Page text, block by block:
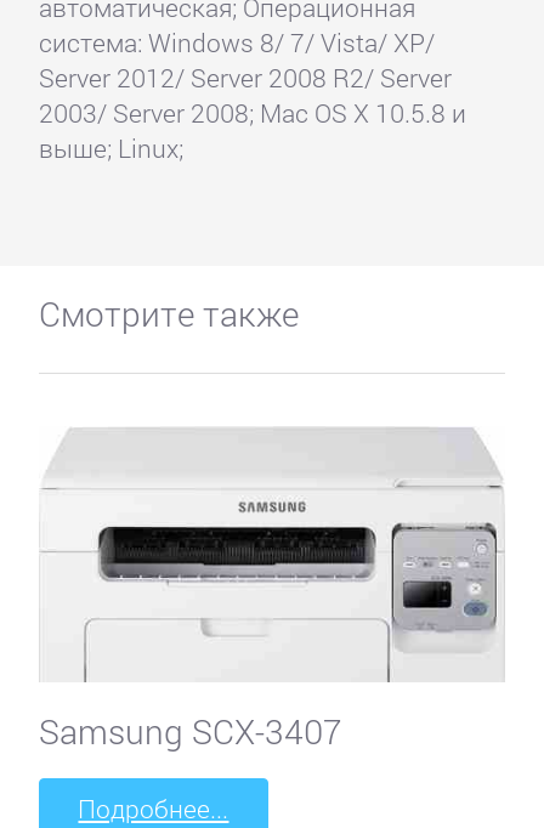
автоматическая; Операционная
система: Windows 8/ 7/ Vista/ XP/
Server 2012/ Server 2008 R2/ Server
2003/ Server 2008; Mac OS X 10.5.8 и
выше; Linux;
Смотрите также
Samsung SCX-3407
Подробнее...